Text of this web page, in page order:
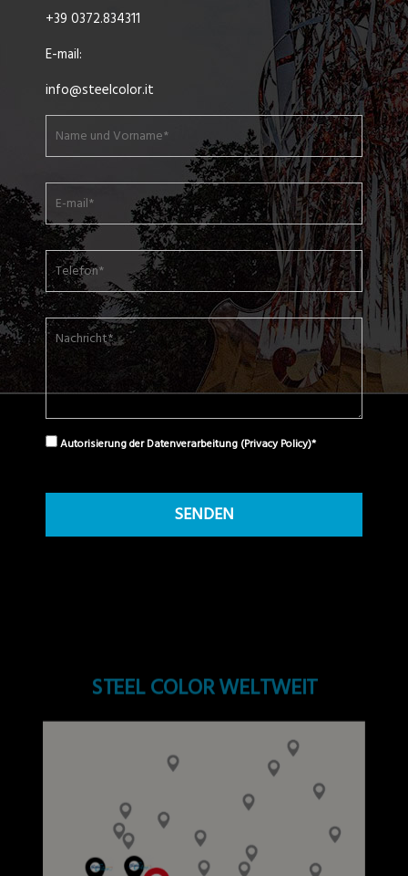
+39 0372.834311
E-mail:
info@steelcolor.it
Autorisierung der Datenverarbeitung (Privacy Policy)*
STEEL COLOR WELTWEIT